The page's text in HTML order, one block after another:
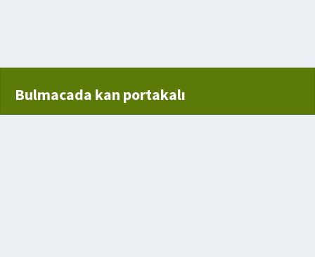
Bulmacada kan portakalı